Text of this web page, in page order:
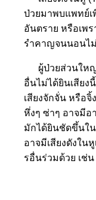
ป่วยมาพบแพทย์เ
อันตราย หรือเพ
รำคาญจนนอนไ
ผู้ป่วยส่วนให
อื่นไม่ได้ยินเสียง
เสียงจักจั่น หรือจิ้
หึ่งๆ ซ่าๆ อาจมีอ
มักได้ยินชัดขึนใ
อาจมีเสียงดังใน
รอื่นร่วมด้วย เช่